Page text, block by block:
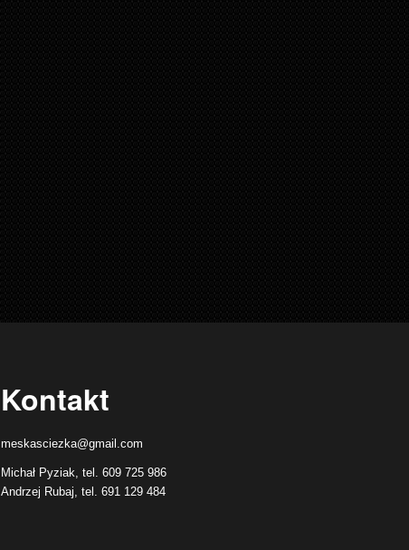
Kontakt
meskasciezka@gmail.com
Michał Pyziak, tel. 609 725 986
Andrzej Rubaj, tel. 691 129 484